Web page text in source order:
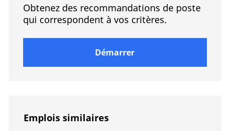
Obtenez des recommandations de poste
qui correspondent à vos critères.
Démarrer
Emplois similaires